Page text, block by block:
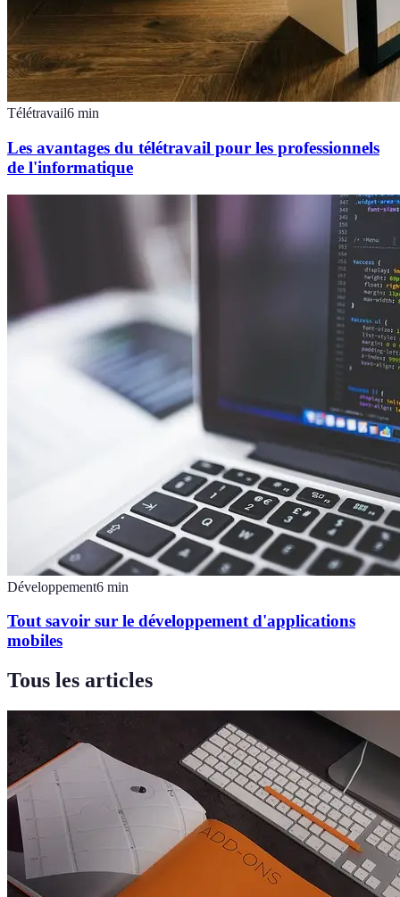
Télétravail6 min
Les avantages du télétravail pour les professionnels
de l'informatique
Développement6 min
Tout savoir sur le développement d'applications
mobiles
Tous les articles